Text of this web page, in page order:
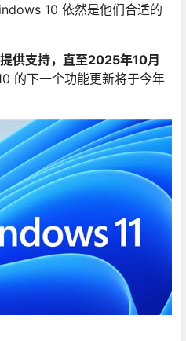
10 依然是他们合适的
供支持，直至2025年10月
的下一个功能更新将于今年